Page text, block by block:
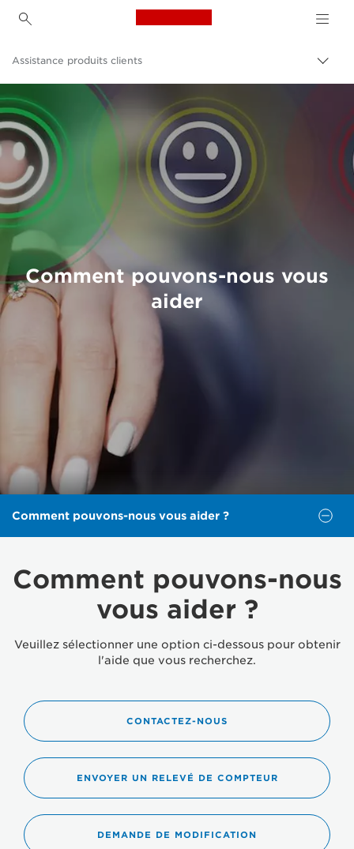
Canon Logo, back to
Assistance produits clients
Comment pouvons-nous vous
aider
Comment pouvons-nous vous aider ?
Comment pouvons-nous
vous aider ?
Veuillez sélectionner une option ci-dessous pour obtenir
l'aide que vous recherchez.
CONTACTEZ-NOUS
ENVOYER UN RELEVÉ DE COMPTEUR
DEMANDE DE MODIFICATION